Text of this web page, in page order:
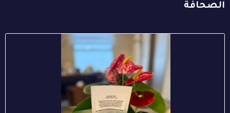
الصحافة